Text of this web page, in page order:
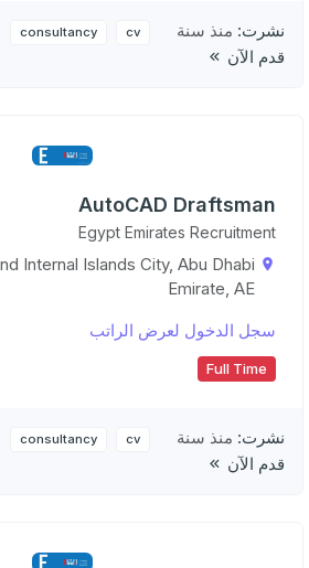
نشرت: منذ سنة cv
consultancy
قدم الآن
AutoCAD Draftsman
Egypt Emirates Recruitment
Internal Islands City, Abu Dhabi
Emirate, AE
سجل الدخول لعرض الراتب
Full Time
نشرت: منذ سنة cv
consultancy
قدم الآن